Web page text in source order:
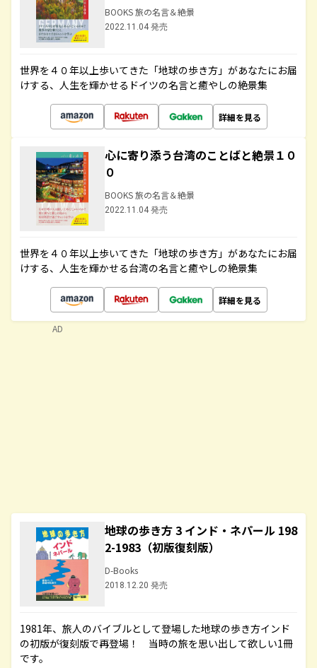
BOOKS 旅の名言＆絶景
2022.11.04 発売
世界を４０年以上歩いてきた「地球の歩き方」があなたにお届
けする、人生を輝かせるドイツの名言と癒やしの絶景集
詳細を見る
心に寄り添う台湾のことばと絶景１０
０
BOOKS 旅の名言＆絶景
2022.11.04 発売
世界を４０年以上歩いてきた「地球の歩き方」があなたにお届
けする、人生を輝かせる台湾の名言と癒やしの絶景集
詳細を見る
地球の歩き方 3 インド・ネパール 198
2-1983（初版復刻版）
D-Books
2018.12.20 発売
1981年、旅人のバイブルとして登場した地球の歩き方インド
の初版が復刻版で再登場！ 当時の旅を思い出して欲しい1冊
です。
AD